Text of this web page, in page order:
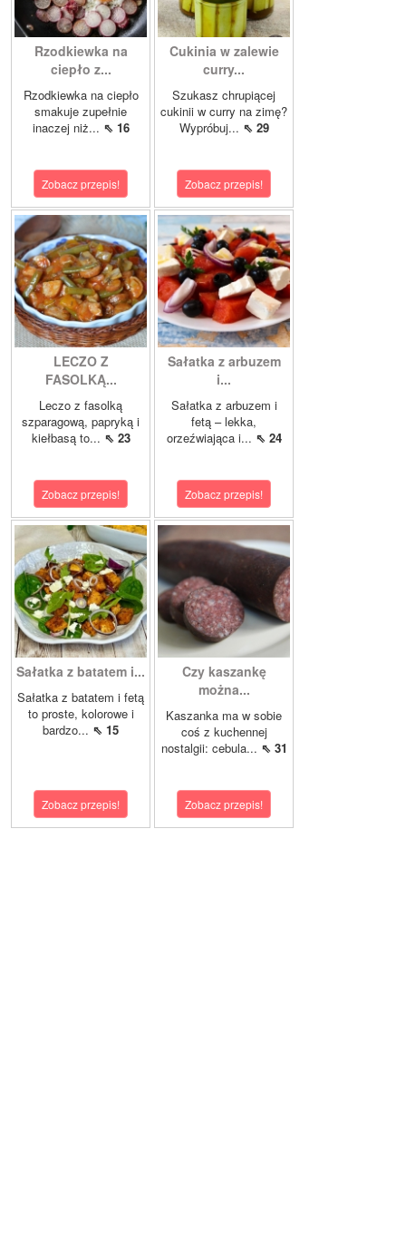
Rzodkiewka na
ciepło z...
Rzodkiewka na ciepło
smakuje zupełnie
inaczej niż... ⇖ 16
Zobacz przepis!
Cukinia w zalewie
curry...
Szukasz chrupiącej
cukinii w curry na zimę?
Wypróbuj... ⇖ 29
Zobacz przepis!
LECZO Z
FASOLKĄ...
Leczo z fasolką
szparagową, papryką i
kiełbasą to... ⇖ 23
Zobacz przepis!
Sałatka z arbuzem
i...
Sałatka z arbuzem i
fetą – lekka,
orzeźwiająca i... ⇖ 24
Zobacz przepis!
Sałatka z batatem i...
Sałatka z batatem i fetą
to proste, kolorowe i
bardzo... ⇖ 15
Zobacz przepis!
Czy kaszankę
można...
Kaszanka ma w sobie
coś z kuchennej
nostalgii: cebula... ⇖ 31
Zobacz przepis!